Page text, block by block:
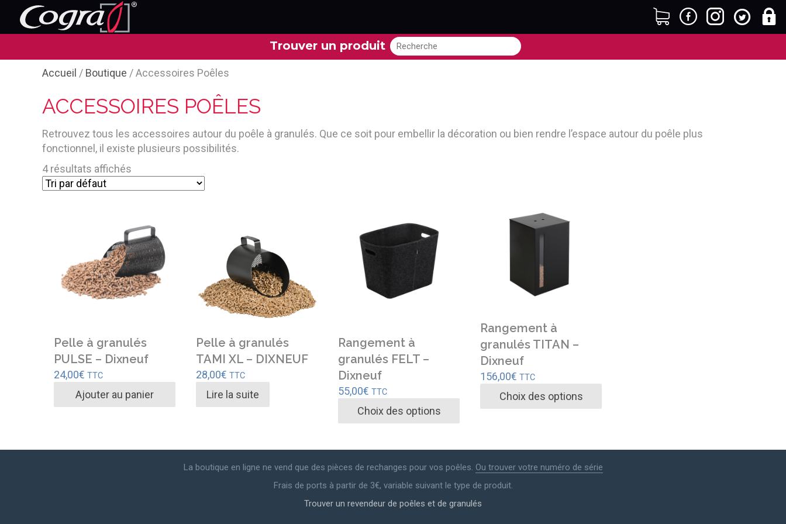
Trouver un produit
Accueil / Boutique / Accessoires Poêles
ACCESSOIRES POÊLES
Retrouvez tous les accessoires autour du poêle à granulés. Que ce soit pour embellir la décoration ou bien rendre l’espace autour du poêle plus
fonctionnel, il existe plusieurs possibilités.
4 résultats affichés
Pelle à granulés
PULSE – Dixneuf
24,00€ TTC
Ajouter au panier
Pelle à granulés
TAMI XL – DIXNEUF
28,00€ TTC
Lire la suite
Rangement à
granulés FELT –
Dixneuf
55,00€ TTC
Choix des options
plusieurs
variations.
Les
Rangement à
granulés TITAN –
Dixneuf
156,00€ TTC
Choix des options
variations.
Les
options
La boutique en ligne ne vend que des pièces de rechanges pour vos poêles. Ou trouver votre numéro de série
Frais de ports à partir de 3€, variable suivant le type de produit.
Trouver un revendeur de poêles et de granulés